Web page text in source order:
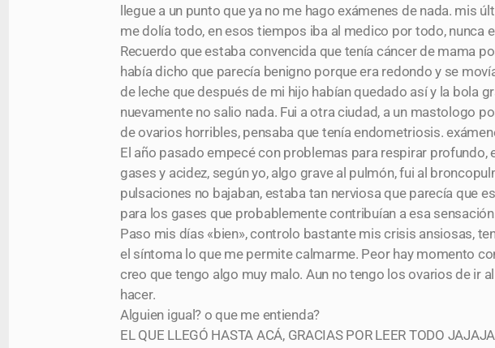
llegue a un punto que ya no me hago exámenes de nada.
me dolía todo, en esos tiempos iba al medico por todo, nunca
Recuerdo que estaba convencida que tenía cáncer de mama
había dicho que parecía benigno porque era redondo y se
de leche que después de mi hijo habían quedado así y la bola
nuevamente no salio nada. Fui a otra ciudad, a un mastologo
de ovarios horribles, pensaba que tenía endometriosis.
El año pasado empecé con problemas para respirar
gases y acidez, según yo, algo grave al pulmón, fui al
pulsaciones no bajaban, estaba tan nerviosa que parecía que
para los gases que probablemente contribuían a esa
Paso mis días «bien», controlo bastante mis crisis ansiosas,
el síntoma lo que me permite calmarme. Peor hay momento
creo que tengo algo muy malo. Aun no tengo los ovarios de ir
hacer.
Alguien igual? o que me entienda?
EL QUE LLEGÓ HASTA ACÁ, GRACIAS POR LEER TODO